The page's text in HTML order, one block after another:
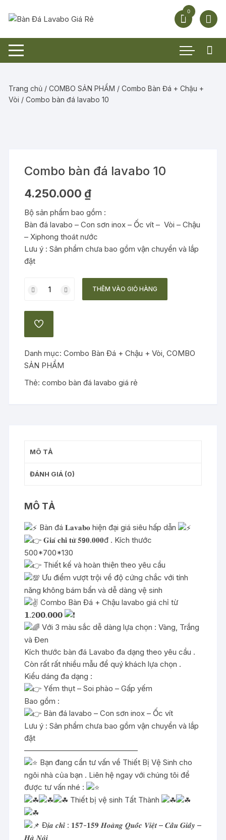
0
Trang chủ /COMBO SẢN PHẨM /Combo Bàn Đá + Chậu +
Vòi / Combo bàn đá lavabo 10
Combo bàn đá lavabo 10
4.250.000 ₫
Bộ sản phẩm bao gồm :
Bàn đá lavabo – Con sơn inox – Ốc vít – Vòi – Chậu
– Xiphong thoát nước
Lưu ý : Sản phẩm chưa bao gồm vận chuyển và lắp
đặt
bàn
lavabo
lượng
THÊM VÀO GIỎ HÀNG
ADD
Danh mục:Combo Bàn Đá + Chậu + Vòi,COMBO
SẢN PHẨM
Thẻ:combo bàn đá lavabo giá rẻ
MÔ TẢ
ĐÁNH GIÁ (0)
MÔ TẢ
Bàn đá 𝐋𝐚𝐯𝐚𝐛𝐨 hiện đại giá siêu hấp dẫn
𝐆𝐢𝐚́ 𝐜𝐡𝐢̉ 𝐭𝐮̛̀ 𝟓𝟵𝟎.𝟎𝟎𝟎đ . Kích thước
500*700*130
Thiết kế và hoàn thiện theo yêu cầu
Ưu điểm vượt trội về độ cứng chắc với tính
năng không bám bẩn và dễ dàng vệ sinh
Combo Bàn Đá + Chậu lavabo giá chỉ từ
𝟭.2𝟬𝟬.𝟬𝟬𝟬
Với 3 màu sắc dễ dàng lựa chọn : Vàng, Trắng
và Đen
Kích thước bàn đá Lavabo đa dạng theo yêu cầu .
Còn rất rất nhiều mẫu để quý khách lựa chọn .
Kiểu dáng đa dạng :
Yếm thụt – Soi phào – Gấp yếm
Bao gồm :
Bàn đá lavabo – Con sơn inox – Ốc vít
Lưu ý : Sản phẩm chưa bao gồm vận chuyển và lắp
đặt
———————————————
Bạn đang cần tư vấn về Thiết Bị Vệ Sinh cho
ngôi nhà của bạn . Liên hệ ngay với chúng tôi để
được tư vấn nhé :
Thiết bị vệ sinh Tất Thành
Đ𝒊̣𝒂 𝒄𝒉𝒊̉ : 𝟏𝟓𝟕-𝟏𝟓𝟗 𝑯𝒐𝒂̀𝒏𝒈 𝑸𝒖𝒐̂́𝒄 𝑽𝒊𝒆̣̂𝒕 – 𝑪𝒂̂̀𝒖 𝑮𝒊𝒂̂́𝒚 –
𝑯𝒂̀ 𝑵𝒐̣̂𝒊